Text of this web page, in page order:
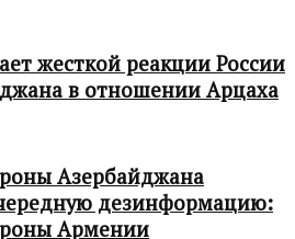
жесткой реакции России
в отношении Арцаха
Азербайджана
дезинформацию:
Армении